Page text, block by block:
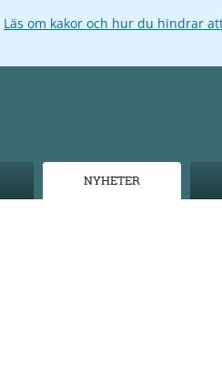
Läs om kakor och hur du hindrar
NYHETER